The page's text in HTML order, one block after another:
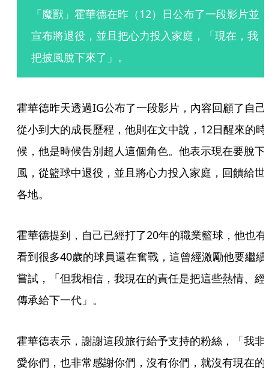
「魔獸」霍華德在昨（12）日公布了一段影片並
宣布將退役，並且把心力投入家庭，「現在，我
把披風脫下來了」。
霍華德昨天透過IG公布了一段影片，內容回顧了自己
從小到大的成長歷程，他則在文中說，12日醒來的時
候，他是時候告別超人這個角色。他表示現在要脫下
風，從籃球中退役，並且將心力投入家庭，回饋給世
各地。
霍華德提到，自己已經打了20年的職業籃球，他也有
看到很多40歲的球員還在奮戰，這曾經激勵他要繼續
嘗試，「但我相信，我現在的責任是把這些熱情、經
傳承給下一代」。
霍華德表示，謝謝這段旅行給予支持的粉絲，「我非
愛你們，也非常感謝你們，沒有你們，就沒有現在的